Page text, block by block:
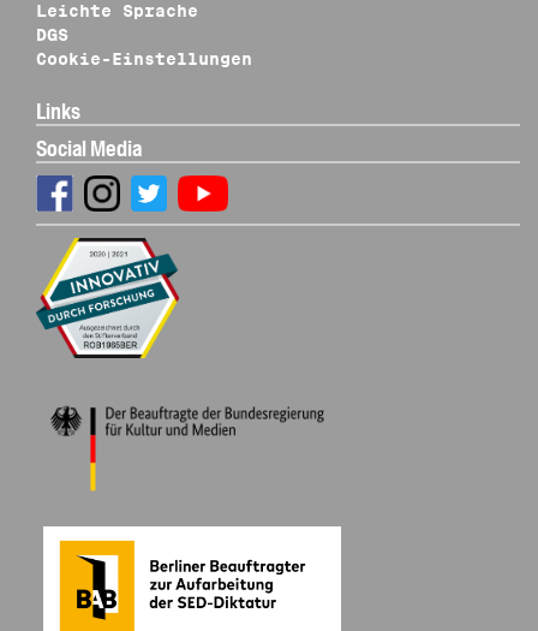
Leichte Sprache
DGS
Cookie-Einstellungen
Links
Social Media